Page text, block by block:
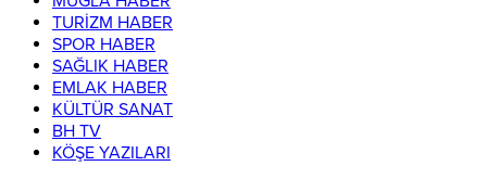
TURİZM HABER
SPOR HABER
SAĞLIK HABER
EMLAK HABER
KÜLTÜR SANAT
BH TV
KÖŞE YAZILARI